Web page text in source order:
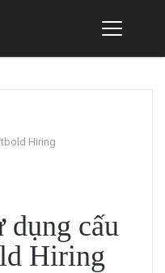
Hiring
dụng cấu
Hiring